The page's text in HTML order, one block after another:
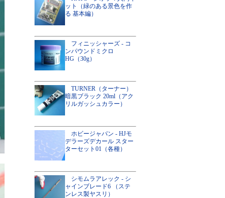
ット（緑のある景色を作
る 基本編）
フィニッシャーズ - コ
ンパウンドミクロ
HG（30g）
TURNER（ターナー）
暗黒ブラック 20ml（アク
リルガッシュカラー）
ホビージャパン - HJモ
デラーズデカール スター
ターセット01（各種）
シモムラアレック - シ
ャインブレード6 （ステ
ンレス製ヤスリ）